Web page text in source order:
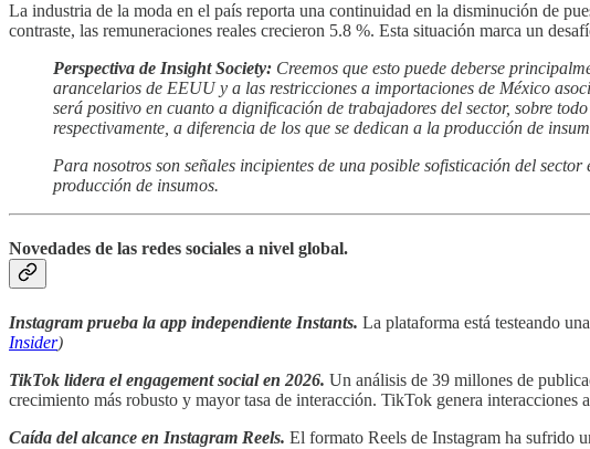
La industria de la moda en el país reporta una continuidad en la disminución de
contraste, las remuneraciones reales crecieron 5.8 %. Esta situación marca un
Perspectiva de Insight Society: Creemos que esto puede deberse
arancelarios de EEUU y a las restricciones a importaciones de México
será positivo en cuanto a dignificación de trabajadores del sector, sobre
respectivamente, a diferencia de los que se dedican a la producción de
Para nosotros son señales incipientes de una posible sofisticación del
producción de insumos.
Novedades de las redes sociales a nivel global.
Instagram prueba la app independiente Instants. La plataforma está testeando
Insider)
TikTok lidera el engagement social en 2026. Un análisis de 39 millones de
crecimiento más robusto y mayor tasa de interacción. TikTok genera interacciones
Caída del alcance en Instagram Reels. El formato Reels de Instagram ha sufrido